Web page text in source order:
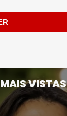
MAIS VISTAS